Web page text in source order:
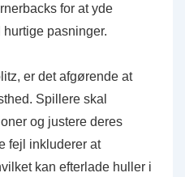
for at yde
pasninger.
er det afgørende at
Spillere skal
og justere deres
fejl inkluderer at
kan efterlade huller i